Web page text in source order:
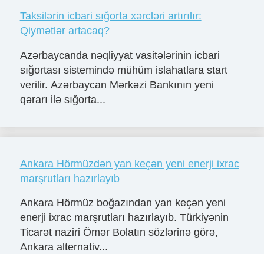
Taksilərin icbari sığorta xərcləri artırılır:
Qiymətlər artacaq?
Azərbaycanda nəqliyyat vasitələrinin icbari
sığortası sistemində mühüm islahatlara start
verilir. Azərbaycan Mərkəzi Bankının yeni
qərarı ilə sığorta...
Ankara Hörmüzdən yan keçən yeni enerji ixrac
marşrutları hazırlayıb
Ankara Hörmüz boğazından yan keçən yeni
enerji ixrac marşrutları hazırlayıb. Türkiyənin
Ticarət naziri Ömər Bolatın sözlərinə görə,
Ankara alternativ...